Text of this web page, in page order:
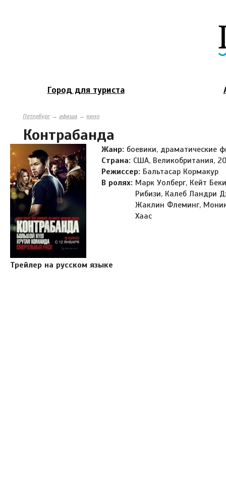
Город для туриста
Петербург→ афиша → кино
Контрабанда
Жанр: боевики,
Страна: США, Великобритания,
Режиссер: Бальтасар Кормакур
В ролях: Марк Уолберг, Кейт
Рибизи, Калеб Ландри
Жаклин Флеминг,
Хаас
Трейлер на русском языке